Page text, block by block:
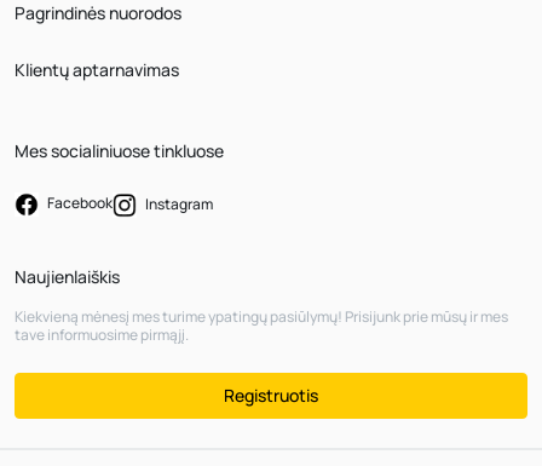
Pagrindinės nuorodos
Klientų aptarnavimas
Mes socialiniuose tinkluose
Facebook Instagram
Naujienlaiškis
Kiekvieną mėnesį mes turime ypatingų pasiūlymų! Prisijunk prie mūsų ir mes
tave informuosime pirmąjį.
Registruotis